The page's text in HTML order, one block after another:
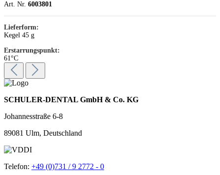
Art. Nr. 6003801
Lieferform:
Kegel 45 g
Erstarrungspunkt:
61°C
SCHULER-DENTAL GmbH & Co. KG
Johannesstraße 6-8
89081 Ulm, Deutschland
Telefon: +49 (0)731 / 9 2772 - 0